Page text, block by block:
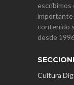
escribimos
importante
contenido
desde
Cultura